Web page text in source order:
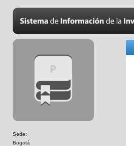
Sede:
Bogotá